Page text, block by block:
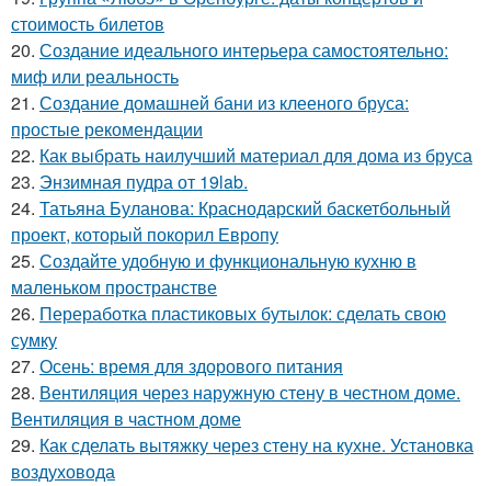
стоимость билетов
20. Создание идеального интерьера самостоятельно:
миф или реальность
21. Создание домашней бани из клееного бруса:
простые рекомендации
22. Как выбрать наилучший материал для дома из бруса
23. Энзимная пудра от 19lab.
24. Татьяна Буланова: Краснодарский баскетбольный
проект, который покорил Европу
25. Создайте удобную и функциональную кухню в
маленьком пространстве
26. Переработка пластиковых бутылок: сделать свою
сумку
27. Осень: время для здорового питания
28. Вентиляция через наружную стену в честном доме.
Вентиляция в частном доме
29. Как сделать вытяжку через стену на кухне. Установка
воздуховода